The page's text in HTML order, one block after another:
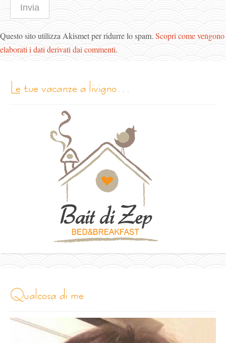
Questo sito utilizza Akismet per ridurre lo spam. Scopri come vengono
elaborati i dati derivati dai commenti.
le tue vacanze a livigno…
qualcosa di me